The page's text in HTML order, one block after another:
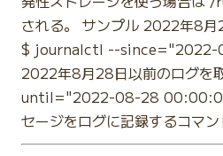
される。 サンプル 2022年8月
$ journalctl --
2022年8月28日以前のログ
until="2022-08-28
セージをログに記録するコマン